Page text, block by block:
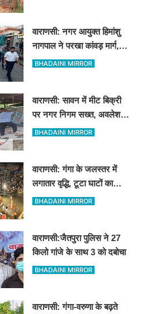
वाराणसी: नगर आयुक्त हिमांशु
नागपाल ने परखा कांवड़ मार्ग,
टाउनहाल से विश्वनाथ मंदिर
BHADAINI MIRROR
वाराणसी: सावन में मीट बिक्री
पर नगर निगम सख्त, अवलेशपुर
में जेसीबी से ध्वस्त की गईं 12
BHADAINI MIRROR
वाराणसी: गंगा के जलस्तर में
लगातार वृद्धि, टूटा घाटों का
संपर्क; बदला दशाश्वमेध की
BHADAINI MIRROR
वाराणसी:जैतपुरा पुलिस ने 27
किलो गांजे के साथ 3 को दबोचा
BHADAINI MIRROR
वाराणसी: गंगा-वरुणा के बढ़ते